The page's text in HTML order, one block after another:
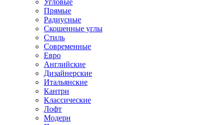
Угловые
Прямые
Радиусные
Скошенные углы
Стиль
Современные
Евро
Английские
Дизайнерские
Итальянские
Кантри
Классические
Лофт
Модерн